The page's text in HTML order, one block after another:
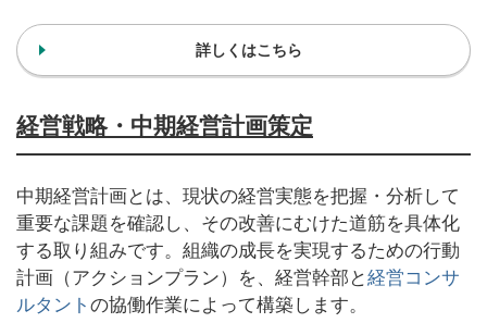
詳しくはこちら
経営戦略・中期経営計画策定
中期経営計画とは、現状の経営実態を把握・分析して
重要な課題を確認し、その改善にむけた道筋を具体化
する取り組みです。組織の成長を実現するための行動
計画（アクションプラン）を、経営幹部と経営コンサ
ルタント の協働作業によって構築します。